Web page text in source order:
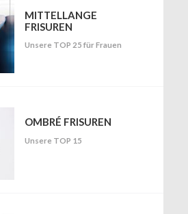
MITTELLANGE
FRISUREN
Unsere TOP 25 für Frauen
OMBRÉ FRISUREN
Unsere TOP 15